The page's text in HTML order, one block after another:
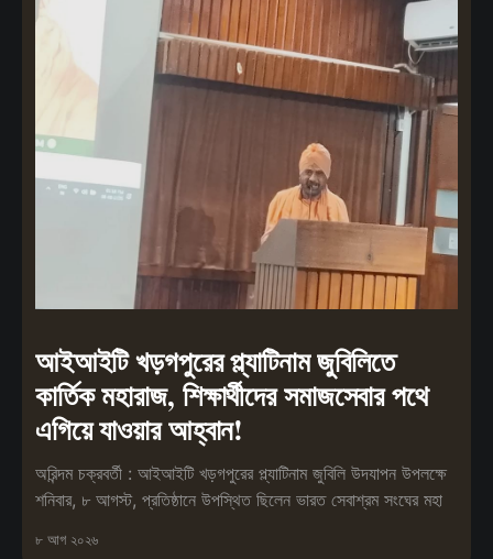
আইআইটি খড়গপুরের প্ল্যাটিনাম জুবিলিতে
কার্তিক মহারাজ, শিক্ষার্থীদের সমাজসেবার পথে
এগিয়ে যাওয়ার আহ্বান!
অরিন্দম চক্রবর্তী : আইআইটি খড়গপুরের প্ল্যাটিনাম জুবিলি উদযাপন উপলক্ষে
শনিবার, ৮ আগস্ট, প্রতিষ্ঠানে উপস্থিত ছিলেন ভারত সেবাশ্রম সংঘের মহা
৮ আগ ২০২৬